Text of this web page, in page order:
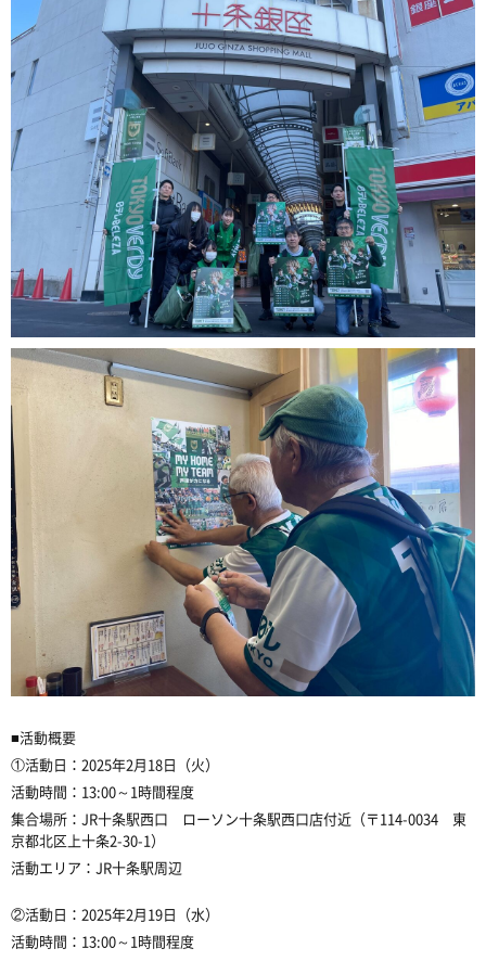
■活動概要
①活動日：2025年2月18日（火）
活動時間：13:00～1時間程度
集合場所：JR十条駅西口 ローソン十条駅西口店付近（〒114-0034 東
京都北区上十条2-30-1）
活動エリア：JR十条駅周辺
②活動日：2025年2月19日（水）
活動時間：13:00～1時間程度